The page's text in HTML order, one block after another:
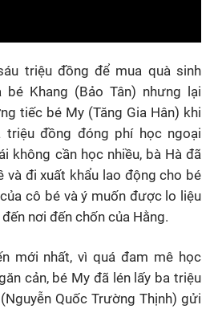
triệu đồng để mua quà sinh
Khang (Bảo Tân) nhưng lại
tiếc bé My (Tăng Gia Hân) khi
đồng đóng phí học ngoại
không cần học nhiều, bà Hà đã
và đi xuất khẩu lao động cho bé
cô bé và ý muốn được lo liệu
nơi đến chốn của Hằng.
mới nhất, vì quá đam mê học
cản, bé My đã lén lấy ba triệu
Quốc Trường Thịnh) gửi